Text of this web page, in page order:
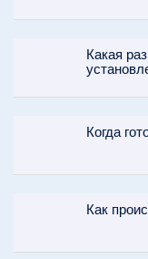
Какая
Когда
Как